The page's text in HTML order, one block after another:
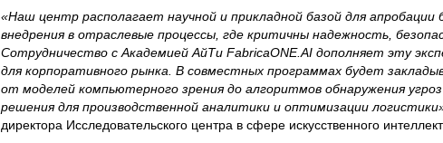
«Наш центр располагает научной и прикладной базой для
внедрения в отраслевые процессы, где критичны надежность,
Сотрудничество с Академией АйТи FabricaONE.AI дополняет эту
для корпоративного рынка. В совместных программах будет
от моделей компьютерного зрения до алгоритмов обнаружения
решения для производственной аналитики и оптимизации
директора Исследовательского центра в сфере искусственного